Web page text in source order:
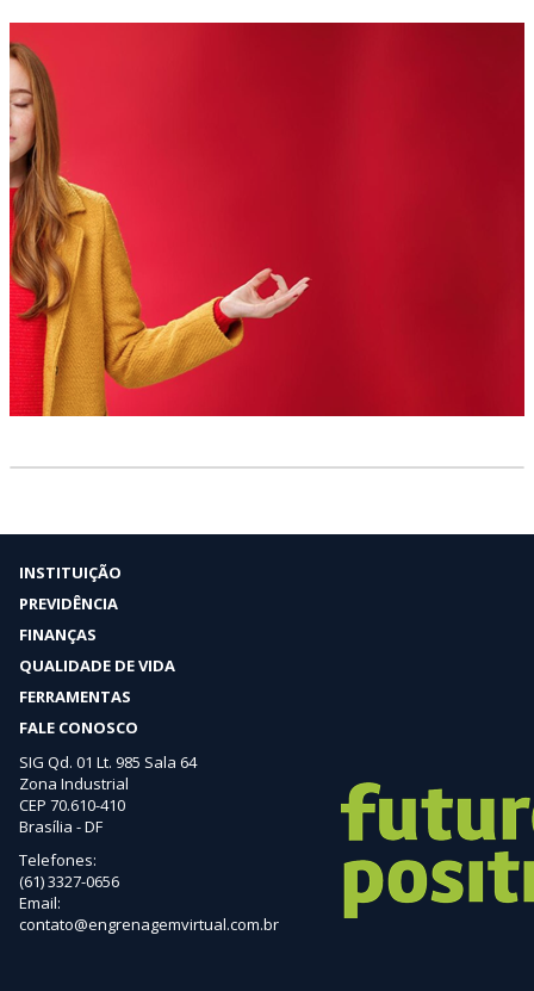
INSTITUIÇÃO
PREVIDÊNCIA
FINANÇAS
QUALIDADE DE VIDA
FERRAMENTAS
FALE CONOSCO
SIG Qd. 01 Lt. 985 Sala 64
Zona Industrial
CEP 70.610-410
Brasília - DF
Telefones:
(61) 3327-0656
Email:
contato@engrenagemvirtual.com.br